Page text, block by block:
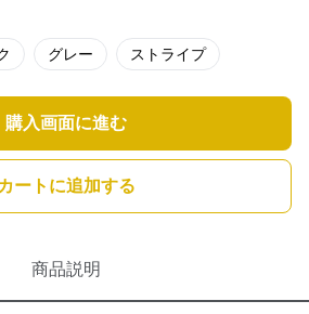
グレー ストライプ
購入画面に進む
カートに追加する
商品説明